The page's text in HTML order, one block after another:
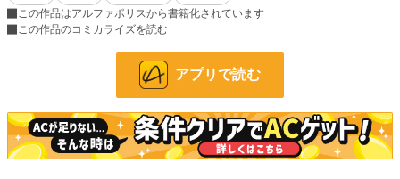
ファンタジー 4,569 位 / 53,279 件
文字数(レンタル含む) 301,935
更新日時 2020.02.28 14:34
この作品はアルファポリスから書籍化されています
この作品のコミカライズを読む
アプリで読む